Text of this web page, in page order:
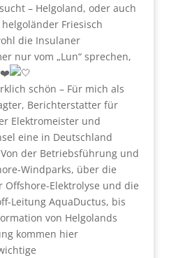
– Helgoland, oder auch
Friesisch
die Insulaner
nur vom „Lun“ sprechen,
schön – Für mich als
Berichterstatter für
Elektromeister und
eine in Deutschland
der Betriebsführung und
Windparks, über die
Elektrolyse und die
Leitung AquaDuctus, bis
von Helgolands
kommen hier